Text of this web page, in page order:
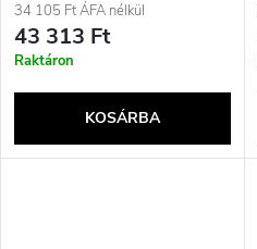
34 105 Ft ÁFA nélkül
43 313 Ft
Raktáron
KOSÁRBA